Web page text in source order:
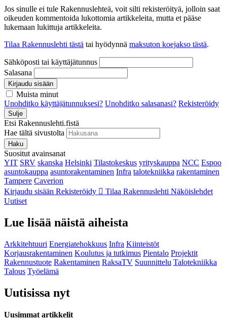
Jos sinulle ei tule Rakennuslehteä, voit silti rekisteröityä, jolloin saat
oikeuden kommentoida lukottomia artikkeleita, mutta et pääse
lukemaan lukittuja artikkeleita.
Tilaa Rakennuslehti tästä tai hyödynnä maksuton koejakso tästä.
Sähköposti tai käyttäjätunnus
Salasana
Kirjaudu sisään
Muista minut
Unohditko käyttäjätunnuksesi? Unohditko salasanasi? Rekisteröidy
Sulje
Etsi Rakennuslehti.fistä
Hae tältä sivustolta
Haku
Suositut avainsanat
YIT SRV skanska Helsinki Tilastokeskus yrityskauppa NCC Espoo
asuntokauppa asuntorakentaminen Infra talotekniikka rakentaminen
Tampere Caverion
Kirjaudu sisään Rekisteröidy Tilaa Rakennuslehti Näköislehdet
Uutiset
Lue lisää näistä aiheista
Arkkitehtuuri Energiatehokkuus Infra Kiinteistöt
Korjausrakentaminen Koulutus ja tutkimus Pientalo Projektit
Rakennustuote Rakentaminen RaksaTV Suunnittelu Talotekniikka
Talous Työelämä
Uutisissa nyt
Uusimmat artikkelit